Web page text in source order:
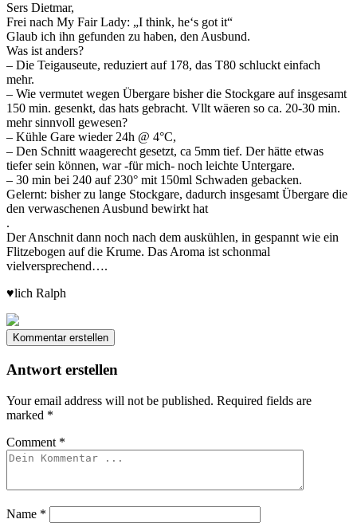
Sers Dietmar,
Frei nach My Fair Lady: „I think, he‘s got it“
Glaub ich ihn gefunden zu haben, den Ausbund.
Was ist anders?
– Die Teigauseute, reduziert auf 178, das T80 schluckt einfach
mehr.
– Wie vermutet wegen Übergare bisher die Stockgare auf insgesamt
150 min. gesenkt, das hats gebracht. Vllt wäeren so ca. 20-30 min.
mehr sinnvoll gewesen?
– Kühle Gare wieder 24h @ 4°C,
– Den Schnitt waagerecht gesetzt, ca 5mm tief. Der hätte etwas
tiefer sein können, war -für mich- noch leichte Untergare.
– 30 min bei 240 auf 230° mit 150ml Schwaden gebacken.
Gelernt: bisher zu lange Stockgare, dadurch insgesamt Übergare die
den verwaschenen Ausbund bewirkt hat
.
Der Anschnit dann noch nach dem auskühlen, in gespannt wie ein
Flitzebogen auf die Krume. Das Aroma ist schonmal
vielversprechend….
♥️lich Ralph
Kommentar erstellen
Antwort erstellen
Your email address will not be published. Required fields are
marked *
Comment *
Name *